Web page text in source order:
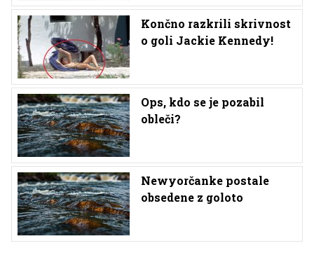
Končno razkrili skrivnost
o goli Jackie Kennedy!
Ops, kdo se je pozabil
obleči?
Newyorčanke postale
obsedene z goloto